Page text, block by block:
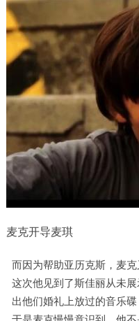
麦克开导麦琪
而因为帮助亚历克斯，麦
这次他见到了斯佳丽从未
出他们婚礼上放过的音乐